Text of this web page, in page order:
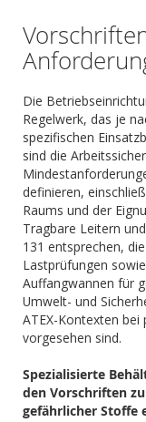
Die
Regelwerk, das je
spezifischen
sind die
definieren,
Raums und der
Tragbare Leitern
131 entsprechen,
Lastprüfungen
Auffangwannen für
Umwelt- und
ATEX-Kontexten
vorgesehen sind.
Spezialisierte
den Vorschriften
gefährlicher Stoffe